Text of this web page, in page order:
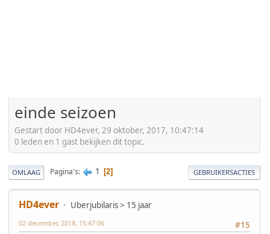
einde seizoen
Gestart door HD4ever, 29 oktober, 2017, 10:47:14
0 leden en 1 gast bekijken dit topic.
OMLAAG Pagina's 1 2 GEBRUIKERSACTIES
HD4ever
Uberjubilaris > 15 jaar
#15
02 december, 2018, 15:47:06